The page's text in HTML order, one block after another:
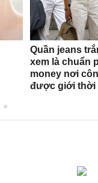
Quần jeans
xem là chuẩn
money nơi
được giới thời